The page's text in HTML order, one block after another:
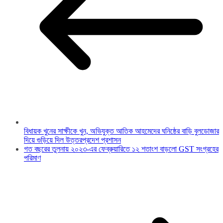
বিধায়ক খুনের সাক্ষীকে খুন, অভিযুক্ত আতিক আহমেদের ঘনিষ্ঠের বাড়ি বুলডোজার
দিয়ে গুড়িয়ে দিল উত্তরপ্রদেশ প্রশাসন
গত বছরের তুলনায় ২০২৩-এর ফেব্রুয়ারিতে ১২ শতাংশ বাড়লো GST সংগ্রহের
পরিমাণ